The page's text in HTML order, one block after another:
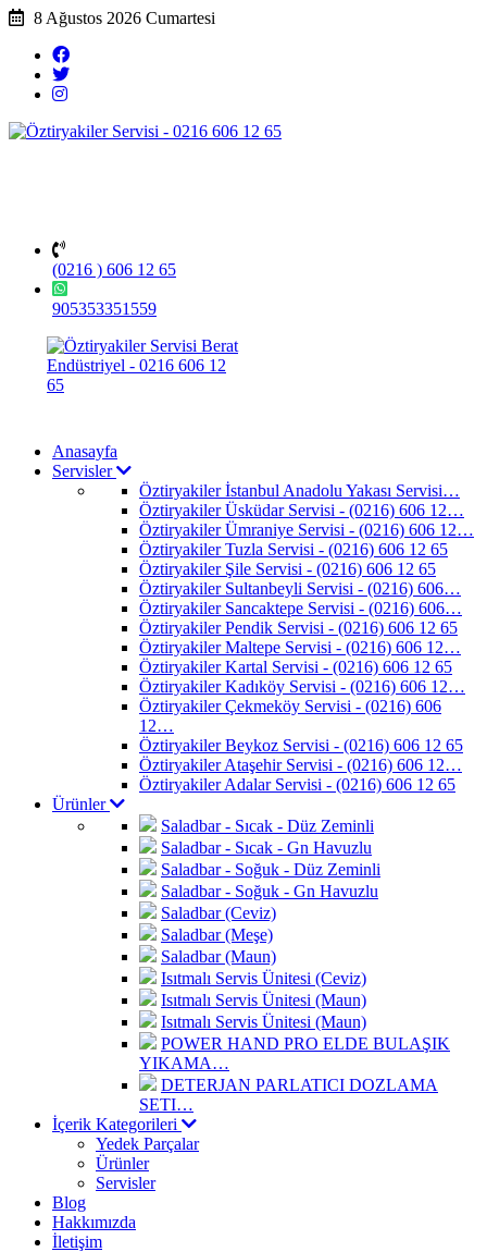
8 Ağustos 2026 Cumartesi
(0216 ) 606 12 65
905353351559
Anasayfa
Servisler
Öztiryakiler İstanbul Anadolu Yakası Servisi…
Öztiryakiler Üsküdar Servisi - (0216) 606 12…
Öztiryakiler Ümraniye Servisi - (0216) 606 12…
Öztiryakiler Tuzla Servisi - (0216) 606 12 65
Öztiryakiler Şile Servisi - (0216) 606 12 65
Öztiryakiler Sultanbeyli Servisi - (0216) 606…
Öztiryakiler Sancaktepe Servisi - (0216) 606…
Öztiryakiler Pendik Servisi - (0216) 606 12 65
Öztiryakiler Maltepe Servisi - (0216) 606 12…
Öztiryakiler Kartal Servisi - (0216) 606 12 65
Öztiryakiler Kadıköy Servisi - (0216) 606 12…
Öztiryakiler Çekmeköy Servisi - (0216) 606
12…
Öztiryakiler Beykoz Servisi - (0216) 606 12 65
Öztiryakiler Ataşehir Servisi - (0216) 606 12…
Öztiryakiler Adalar Servisi - (0216) 606 12 65
Ürünler
Saladbar - Sıcak - Düz Zeminli
Saladbar - Sıcak - Gn Havuzlu
Saladbar - Soğuk - Düz Zeminli
Saladbar - Soğuk - Gn Havuzlu
Saladbar (Ceviz)
Saladbar (Meşe)
Saladbar (Maun)
Isıtmalı Servis Ünitesi (Ceviz)
Isıtmalı Servis Ünitesi (Maun)
Isıtmalı Servis Ünitesi (Maun)
POWER HAND PRO ELDE BULAŞIK
YIKAMA…
DETERJAN PARLATICI DOZLAMA
SETI…
İçerik Kategorileri
Yedek Parçalar
Ürünler
Servisler
Blog
Hakkımızda
İletişim